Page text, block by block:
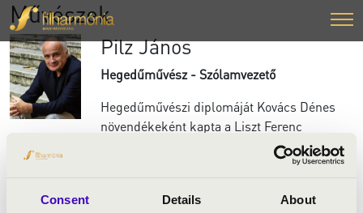
Consent Details About
Művészek
Pilz János
Hegedűművész - Szólamvezető
Hegedűművészi diplomáját Kovács Dénes
növendékeként kapta a Liszt Ferenc
Zeneművészeti Főiskolán, majd két éven át a
Magyar Állami Hangversenyzenekar
1988-ban a Zathureczky Hegedűverseny első